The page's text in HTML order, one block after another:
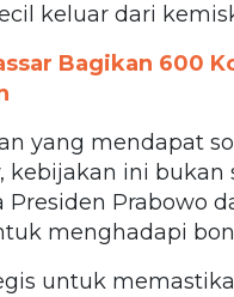
keluar dari
Bagikan 600
yang mendapat
kebijakan ini
Prabowo
menghadapi
untuk